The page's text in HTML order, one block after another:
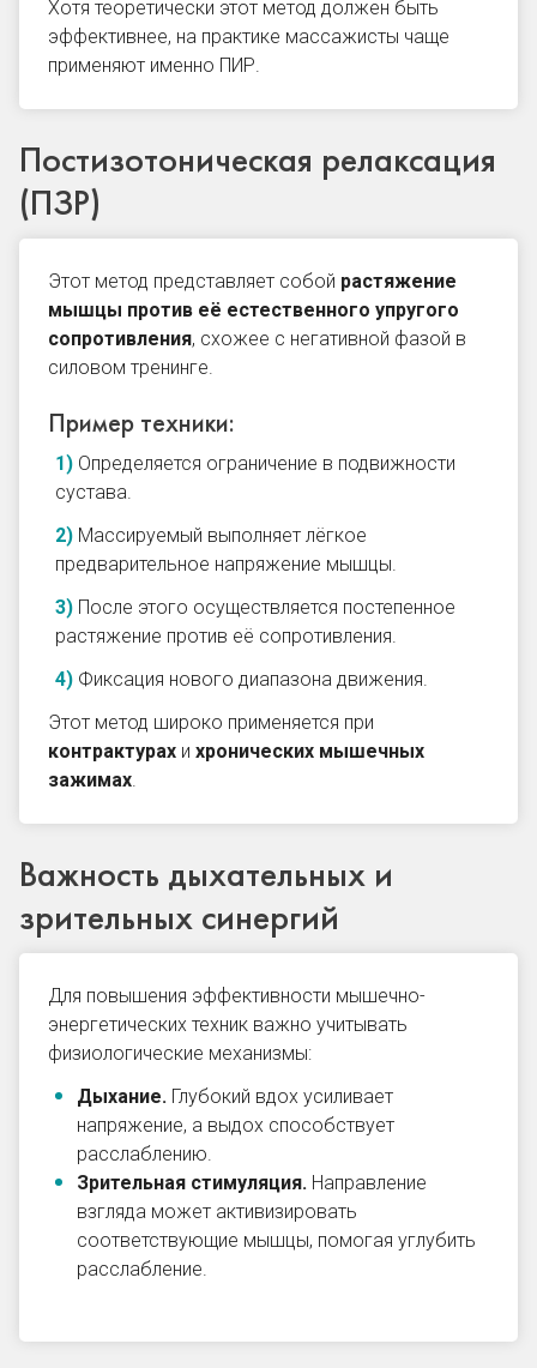
Хотя теоретически этот метод должен быть
эффективнее, на практике массажисты чаще
применяют именно ПИР.
Постизотоническая релаксация
(ПЗР)
Этот метод представляет собой растяжение
мышцы против её естественного упругого
сопротивления, схожее с негативной фазой в
силовом тренинге.
Пример техники:
Определяется ограничение в подвижности
сустава.
Массируемый выполняет лёгкое
предварительное напряжение мышцы.
После этого осуществляется постепенное
растяжение против её сопротивления.
Фиксация нового диапазона движения.
Этот метод широко применяется при
контрактурах и хронических мышечных
зажимах.
Важность дыхательных и
зрительных синергий
Для повышения эффективности мышечно-
энергетических техник важно учитывать
физиологические механизмы:
Дыхание. Глубокий вдох усиливает
напряжение, а выдох способствует
расслаблению.
Зрительная стимуляция. Направление
взгляда может активизировать
соответствующие мышцы, помогая углубить
расслабление.